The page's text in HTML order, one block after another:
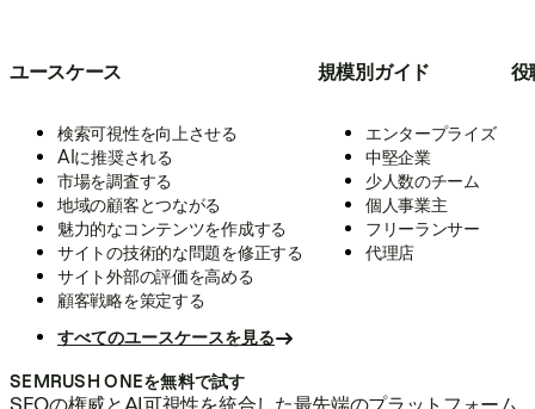
ユースケース
検索可視性を向上させる
AIに推奨される
市場を調査する
地域の顧客とつながる
魅力的なコンテンツを作成する
サイトの技術的な問題を修正する
サイト外部の評価を高める
顧客戦略を策定する
すべてのユースケースを見る
規模別ガイド
エンタープライズ
中堅企業
少人数のチーム
個人事業主
フリーランサー
代理店
役
SEMRUSH ONEを無料で試す
SEOの権威とAI可視性を統合した最先端のプラットフォーム